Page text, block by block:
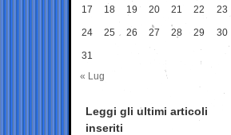
17 18 19 20 21 22 23
24 25 26 27 28 29 30
31
« Lug
Leggi gli ultimi articoli
inseriti